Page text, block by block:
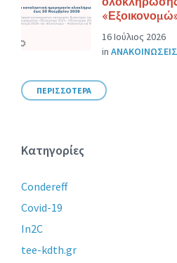
16 Ιούλιος 2026
in ΑΝΑΚΟΙΝΩΣΕΙΣ
ΠΕΡΙΣΣΟΤΕΡΑ
Κατηγορίες
Condereff
Covid-19
In2C
tee-kdth.gr